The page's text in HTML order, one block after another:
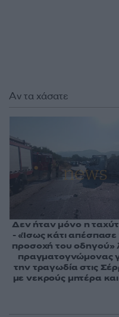
Αν τα χάσατε
Δεν ήταν μόνο η
- «Ίσως κάτι απέσπασε
προσοχή του οδηγού»
πραγματογνώμονας
την τραγωδία στις
με νεκρούς μητέρα και